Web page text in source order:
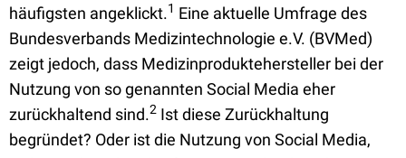
häufigsten angeklickt.1 Eine aktuelle Umfrage des
Bundesverbands Medizintechnologie e.V. (BVMed)
zeigt jedoch, dass Medizinproduktehersteller bei der
Nutzung von so genannten Social Media eher
zurückhaltend sind.2 Ist diese Zurückhaltung
begründet? Oder ist die Nutzung von Social Media,